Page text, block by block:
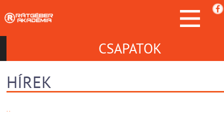
CSAPATOK
HÍREK
. .